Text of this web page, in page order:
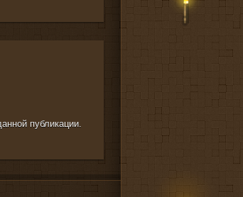
публикации.